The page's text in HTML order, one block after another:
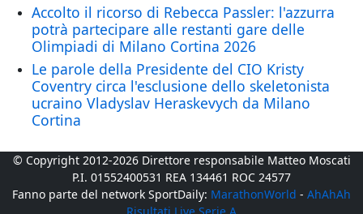
Accolto il ricorso di Rebecca Passler: l'azzurra
potrà partecipare alle restanti gare delle
Olimpiadi di Milano Cortina 2026
Le parole della Presidente del CIO Kristy
Coventry circa l'esclusione dello skeletonista
ucraino Vladyslav Heraskevych da Milano
Cortina
© Copyright 2012-2026 Direttore responsabile Matteo Moscati
P.I. 01552400531 REA 134461 ROC 24577
Fanno parte del network SportDaily: MarathonWorld - AhAhAh